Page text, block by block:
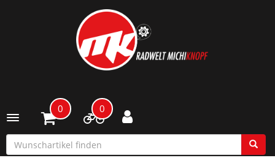
Toggle navigation
0 0